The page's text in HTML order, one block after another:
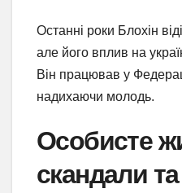
Останні роки Блохін
але його вплив на
Він працював у
надихаючи молодь.
Особисте
скандали